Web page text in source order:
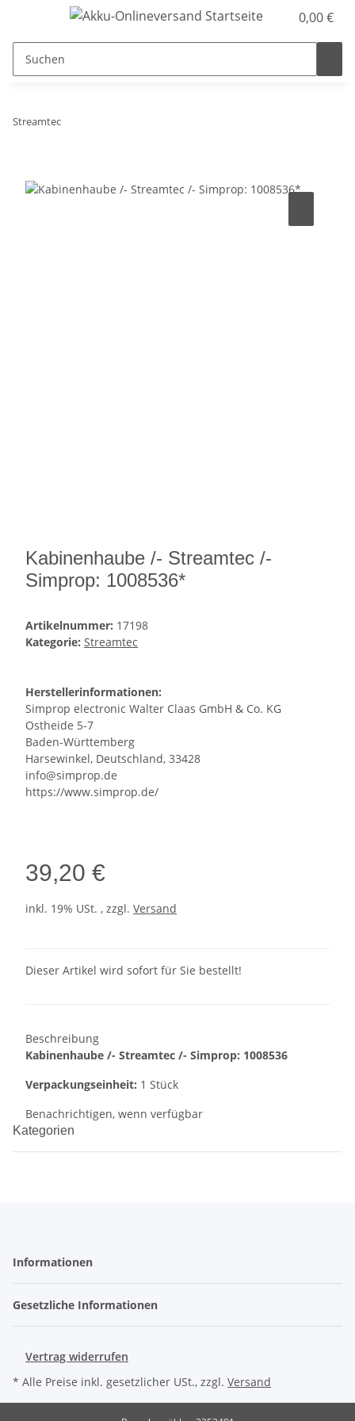
0,00 €
Streamtec
Kabinenhaube /- Streamtec /-
Simprop: 1008536*
Artikelnummer: 17198
Kategorie: Streamtec
Herstellerinformationen:
Simprop electronic Walter Claas GmbH & Co. KG
Ostheide 5-7
Baden-Württemberg
Harsewinkel, Deutschland, 33428
info@simprop.de
https://www.simprop.de/
39,20 €
inkl. 19% USt. , zzgl. Versand
Dieser Artikel wird sofort für Sie bestellt!
Beschreibung
Kabinenhaube /- Streamtec /- Simprop: 1008536
Verpackungseinheit: 1 Stück
Benachrichtigen, wenn verfügbar
Kategorien
Informationen
Gesetzliche Informationen
Vertrag widerrufen
* Alle Preise inkl. gesetzlicher USt., zzgl. Versand